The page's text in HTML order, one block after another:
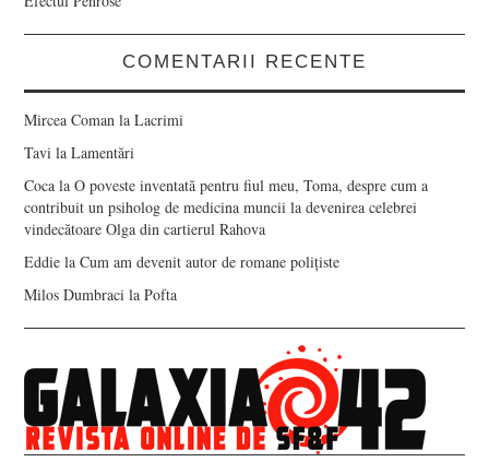
COMENTARII RECENTE
Mircea Coman laLacrimi
Tavi laLamentări
Coca laO poveste inventată pentru fiul meu, Toma, despre cum a
contribuit un psiholog de medicina muncii la devenirea celebrei
vindecătoare Olga din cartierul Rahova
Eddie laCum am devenit autor de romane polițiste
Milos Dumbraci laPofta